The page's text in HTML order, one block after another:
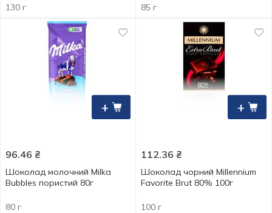
130 г
85 г
+
96.46 ₴
Шоколад молочний Milka
Bubbles пористий 80г
80 г
+
112.36 ₴
Шоколад чорний Millennium
Favorite Brut 80% 100г
100 г